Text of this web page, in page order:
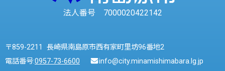
法人番号 7000020422142
〒859-2211 長崎県南島原市西有家町里坊96番地2
電話番号:0957-73-6600 info@city.minamishimabara.lg.jp